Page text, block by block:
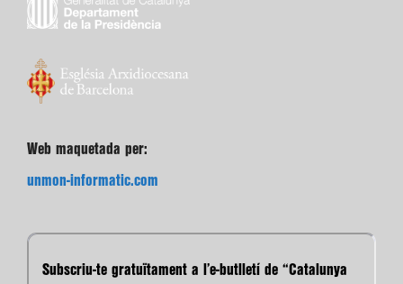
Web maquetada per:
unmon-informatic.com
Subscriu-te gratuïtament a l’e-butlletí de “Catalunya